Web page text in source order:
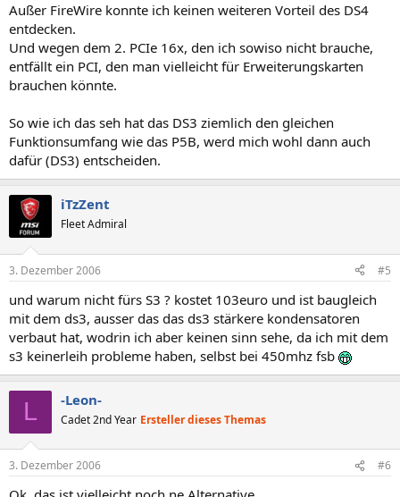
Außer FireWire konnte ich keinen weiteren Vorteil des DS4
entdecken.
Und wegen dem 2. PCIe 16x, den ich sowiso nicht brauche,
entfällt ein PCI, den man vielleicht für Erweiterungskarten
brauchen könnte.
So wie ich das seh hat das DS3 ziemlich den gleichen
Funktionsumfang wie das P5B, werd mich wohl dann auch
dafür (DS3) entscheiden.
iTzZent
Fleet Admiral
3. Dezember 2006 #5
und warum nicht fürs S3 ? kostet 103euro und ist baugleich
mit dem ds3, ausser das das ds3 stärkere kondensatoren
verbaut hat, wodrin ich aber keinen sinn sehe, da ich mit dem
s3 keinerleih probleme haben, selbst bei 450mhz fsb
L -Leon-
Cadet 2nd Year Ersteller dieses Themas
3. Dezember 2006 #6